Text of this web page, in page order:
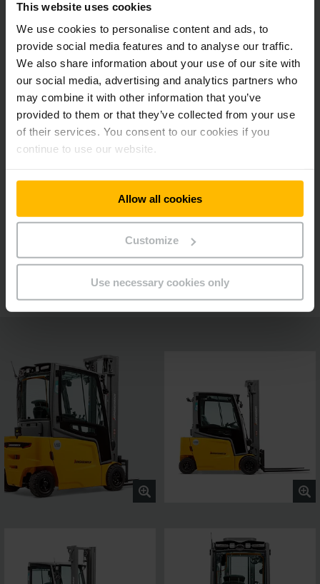
This website uses cookies
We use cookies to personalise content and ads, to
provide social media features and to analyse our traffic.
We also share information about your use of our site with
our social media, advertising and analytics partners who
may combine it with other information that you’ve
provided to them or that they’ve collected from your use
of their services. You consent to our cookies if you
continue to use our website.
Allow all cookies
Customize
Use necessary cookies only
Inovativní bezpečnostní řešení
Bezúdržbové brzdné systémy
Adaptabilní koncepce ovládání
Ergonomické pracoviště